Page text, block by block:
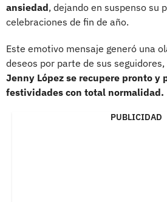
ansiedad, dejando en suspenso su
celebraciones de fin de año.
Este emotivo mensaje generó una
deseos por parte de sus
Jenny López se recupere pronto y
festividades con total normalidad.
PUBLICIDAD